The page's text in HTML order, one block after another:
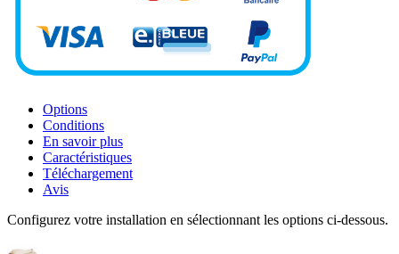
Options
Conditions
En savoir plus
Caractéristiques
Téléchargement
Avis
Configurez votre installation en sélectionnant les options ci-dessous.